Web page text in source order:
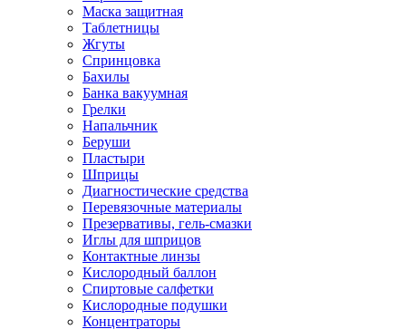
Маска защитная
Таблетницы
Жгуты
Спринцовка
Бахилы
Банка вакуумная
Грелки
Напальчник
Беруши
Пластыри
Шприцы
Диагностические средства
Перевязочные материалы
Презервативы, гель-смазки
Иглы для шприцов
Контактные линзы
Кислородный баллон
Спиртовые салфетки
Кислородные подушки
Концентраторы